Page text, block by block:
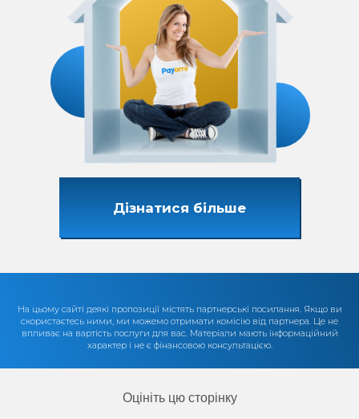
Дізнатися більше
На цьому сайті деякі пропозиції містять партнерські посилання. Якщо ви
скористаєтесь ними, ми можемо отримати комісію від партнера. Це не
впливає на вартість послуги для вас. Матеріали мають інформаційний
характер і не є фінансовою консультацією.
Оцініть цю сторінку